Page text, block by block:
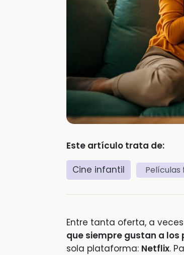
Este artículo trata de:
Cine infantil
Películas
Entre tanta oferta, a
que siempre gustan a los
sola plataforma: Netflix.